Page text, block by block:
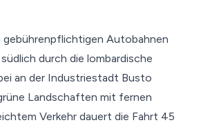
gebührenpflichtigen Autobahnen
durch die lombardische
an der Industriestadt Busto
Landschaften mit fernen
Verkehr dauert die Fahrt 45